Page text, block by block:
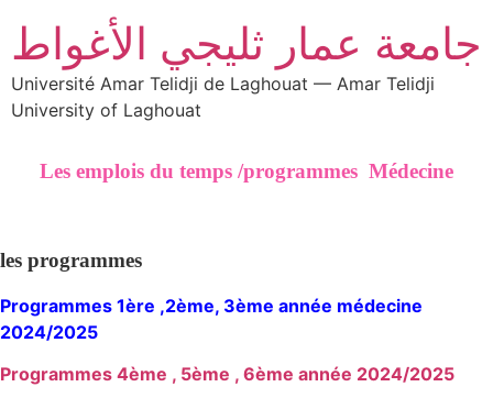
جامعة عمار ثليجي الأغواط
Université Amar Telidji de Laghouat — Amar Telidji
University of Laghouat
Les emplois du temps /programmes Médecine
les programmes
Programmes 1ère ,2ème, 3ème année médecine
2024/2025
Programmes 4ème , 5ème , 6ème année 2024/2025